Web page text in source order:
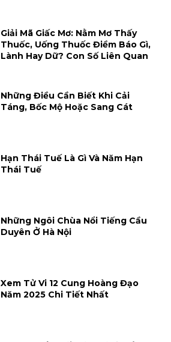
Giải Mã Giấc Mơ: Nằm Mơ Thấy
Thuốc, Uống Thuốc Điềm Báo Gì,
Lành Hay Dữ? Con Số Liên Quan
Những Điều Cần Biết Khi Cải
Táng, Bốc Mộ Hoặc Sang Cát
Hạn Thái Tuế Là Gì Và Năm Hạn
Thái Tuế
Những Ngôi Chùa Nổi Tiếng Cầu
Duyên Ở Hà Nội
Xem Tử Vi 12 Cung Hoàng Đạo
Năm 2025 Chi Tiết Nhất